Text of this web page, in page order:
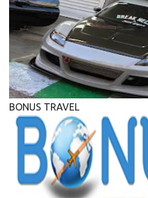
BONUS TRAVEL